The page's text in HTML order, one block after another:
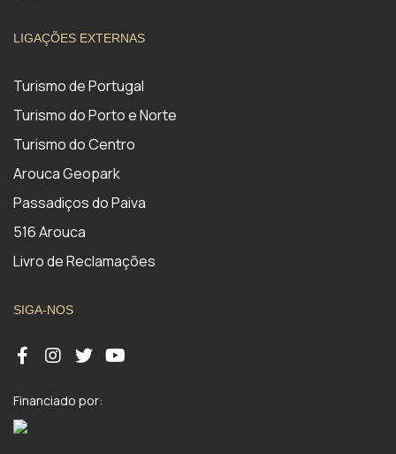
LIGAÇÕES EXTERNAS
Turismo de Portugal
Turismo do Porto e Norte
Turismo do Centro
Arouca Geopark
Passadiços do Paiva
516 Arouca
Livro de Reclamações
SIGA-NOS
Financiado por: